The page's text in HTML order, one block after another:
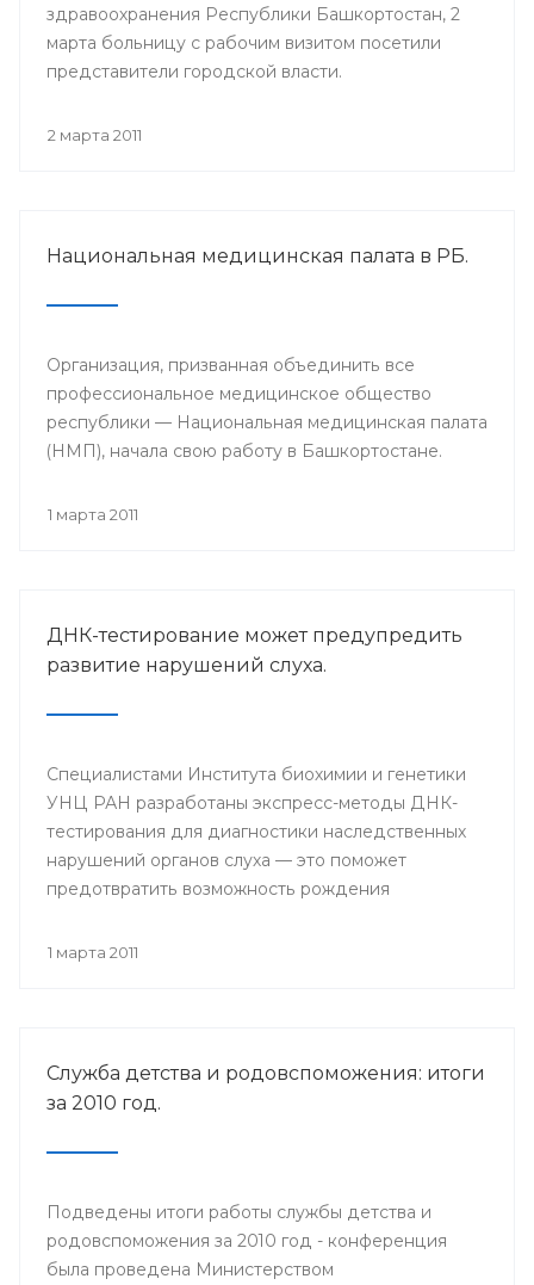
здравоохранения Республики Башкортостан, 2
марта больницу с рабочим визитом посетили
представители городской власти.
2 марта 2011
Национальная медицинская палата в РБ.
Организация, призванная объединить все
профессиональное медицинское общество
республики — Национальная медицинская палата
(НМП), начала свою работу в Башкортостане.
1 марта 2011
ДНК-тестирование может предупредить
развитие нарушений слуха.
Специалистами Института биохимии и генетики
УНЦ РАН разработаны экспресс-методы ДНК-
тестирования для диагностики наследственных
нарушений органов слуха — это поможет
предотвратить возможность рождения
1 марта 2011
Служба детства и родовспоможения: итоги
за 2010 год.
Подведены итоги работы службы детства и
родовспоможения за 2010 год - конференция
была проведена Министерством